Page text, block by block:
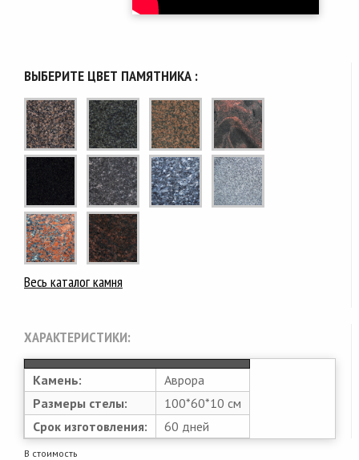
ВЫБЕРИТЕ ЦВЕТ ПАМЯТНИКА :
Весь каталог камня
ХАРАКТЕРИСТИКИ:
Камень:
Аврора
Размеры стелы:
100*60*10 см
Срок изготовления:
60 дней
В стоимость